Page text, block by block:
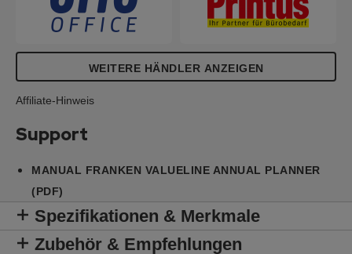
WEITERE HÄNDLER ANZEIGEN
Affiliate-Hinweis
Support
MANUAL FRANKEN VALUELINE ANNUAL PLANNER
(PDF)
Spezifikationen & Merkmale
Zubehör & Empfehlungen